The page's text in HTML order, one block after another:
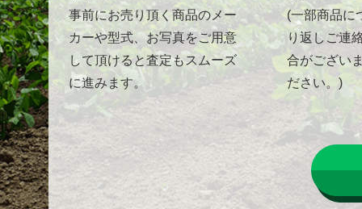
事前にお売り頂く商品のメー
カーや型式、お写真をご用意
して頂けると査定もスムーズ
に進みます。
(一部商品に
り返しご連
合がござい
ださい。)